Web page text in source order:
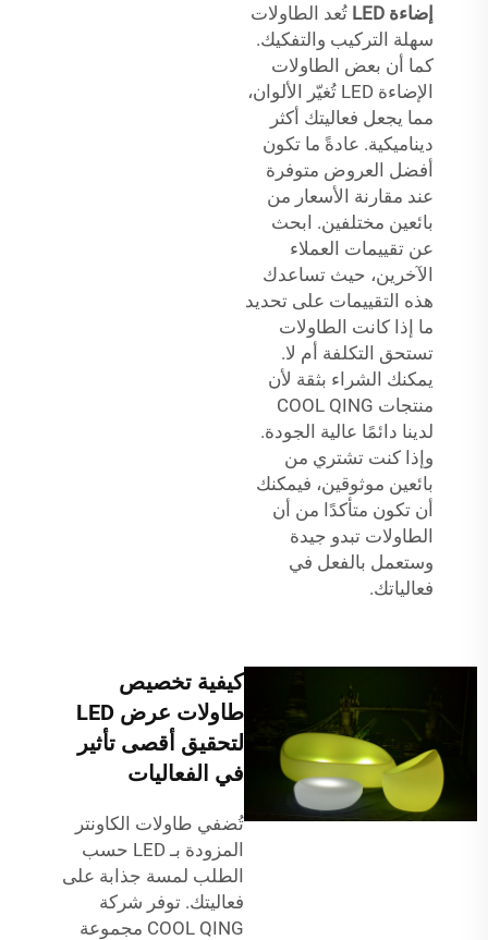
إضاءة LED
تُعد الطاولات
سهلة التركيب والتفكيك.
كما أن بعض الطاولات
الإضاءة LED تُغيّر الألوان،
مما يجعل فعاليتك أكثر
ديناميكية. عادةً ما تكون
أفضل العروض متوفرة
عند مقارنة الأسعار من
بائعين مختلفين. ابحث
عن تقييمات العملاء
الآخرين، حيث تساعدك
هذه التقييمات على تحديد
ما إذا كانت الطاولات
تستحق التكلفة أم لا.
يمكنك الشراء بثقة لأن
منتجات COOL QING
لدينا دائمًا عالية الجودة.
وإذا كنت تشتري من
بائعين موثوقين، فيمكنك
أن تكون متأكدًا من أن
الطاولات تبدو جيدة
وستعمل بالفعل في
فعالياتك.
كيفية تخصيص
طاولات عرض LED
لتحقيق أقصى تأثير
في الفعاليات
تُضفي طاولات الكاونتر
المزودة بـ LED حسب
الطلب لمسة جذابة على
فعاليتك. توفر شركة
COOL QING مجموعة